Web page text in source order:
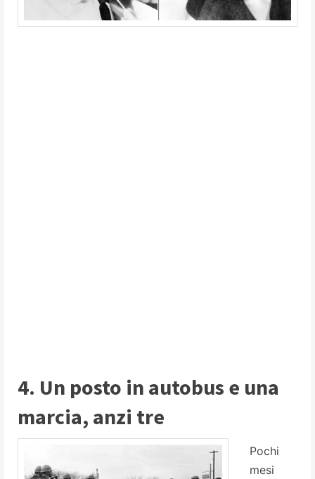
4. Un posto in autobus e una
marcia, anzi tre
Pochi
mesi